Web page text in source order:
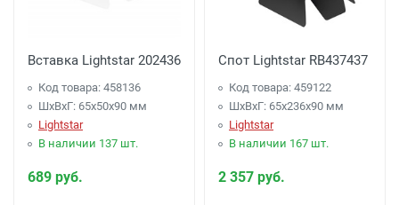
Вставка Lightstar 202436
Код товара: 458136
ШхВхГ: 65x50x90 мм
Lightstar
В наличии 137 шт.
689 руб.
Спот Lightstar RB437437
Код товара: 459122
ШхВхГ: 65x236x90 мм
Lightstar
В наличии 167 шт.
2 357 руб.